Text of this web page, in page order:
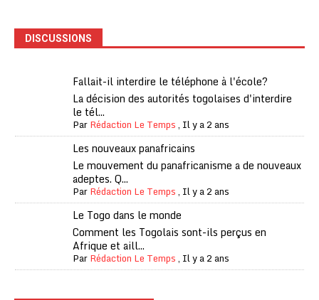
DISCUSSIONS
Fallait-il interdire le téléphone à l'école?
La décision des autorités togolaises d'interdire
le tél...
ParRédaction Le Temps, Il y a 2 ans
Les nouveaux panafricains
Le mouvement du panafricanisme a de nouveaux
adeptes. Q...
ParRédaction Le Temps, Il y a 2 ans
Le Togo dans le monde
Comment les Togolais sont-ils perçus en
Afrique et aill...
ParRédaction Le Temps, Il y a 2 ans